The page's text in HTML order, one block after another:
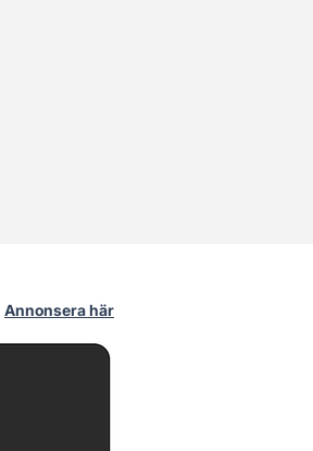
Annonsera här